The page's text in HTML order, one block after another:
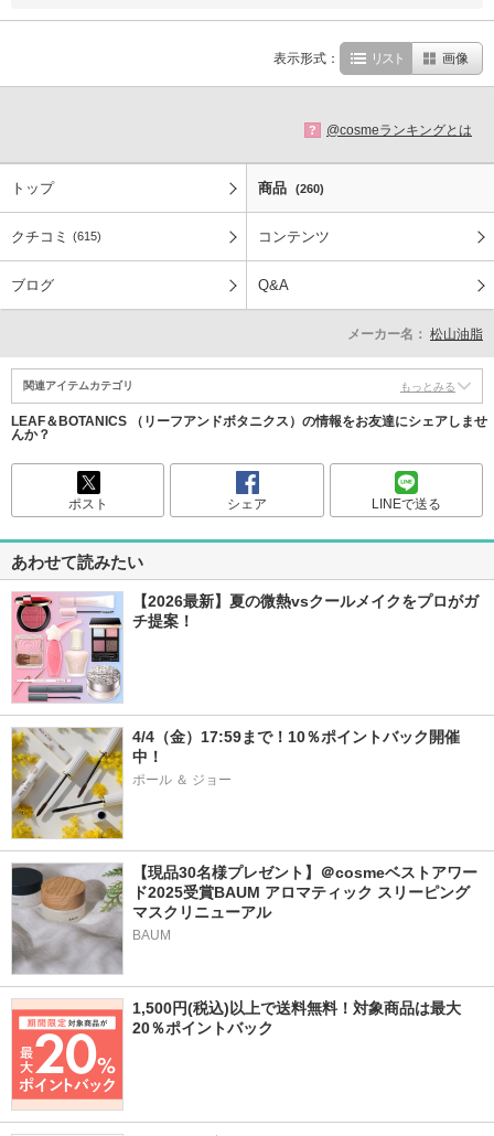
表示形式： リスト 画像
? @cosmeランキングとは
トップ 商品 (260)
クチコミ (615) コンテンツ
ブログ Q&A
メーカー名： 松山油脂
関連アイテムカテゴリ もっとみる
LEAF＆BOTANICS （リーフアンドボタニクス）の情報をお友達にシェアしませ
んか？
ポスト シェア LINEで送る
あわせて読みたい
【2026最新】夏の微熱vsクールメイクをプロがガ
チ提案！
4/4（金）17:59まで！10％ポイントバック開催
中！
ポール ＆ ジョー
【現品30名様プレゼント】＠cosmeベストアワー
ド2025受賞BAUM アロマティック スリーピング
マスクリニューアル
BAUM
1,500円(税込)以上で送料無料！対象商品は最大
20％ポイントバック